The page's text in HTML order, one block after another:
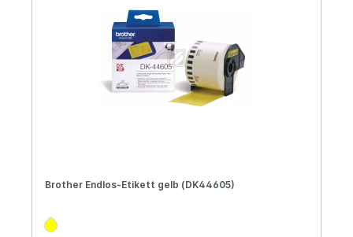
Brother Endlos-Etikett gelb (DK44605)